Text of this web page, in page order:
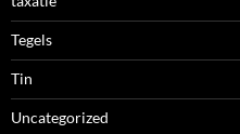
Tegels
Tin
Uncategorized